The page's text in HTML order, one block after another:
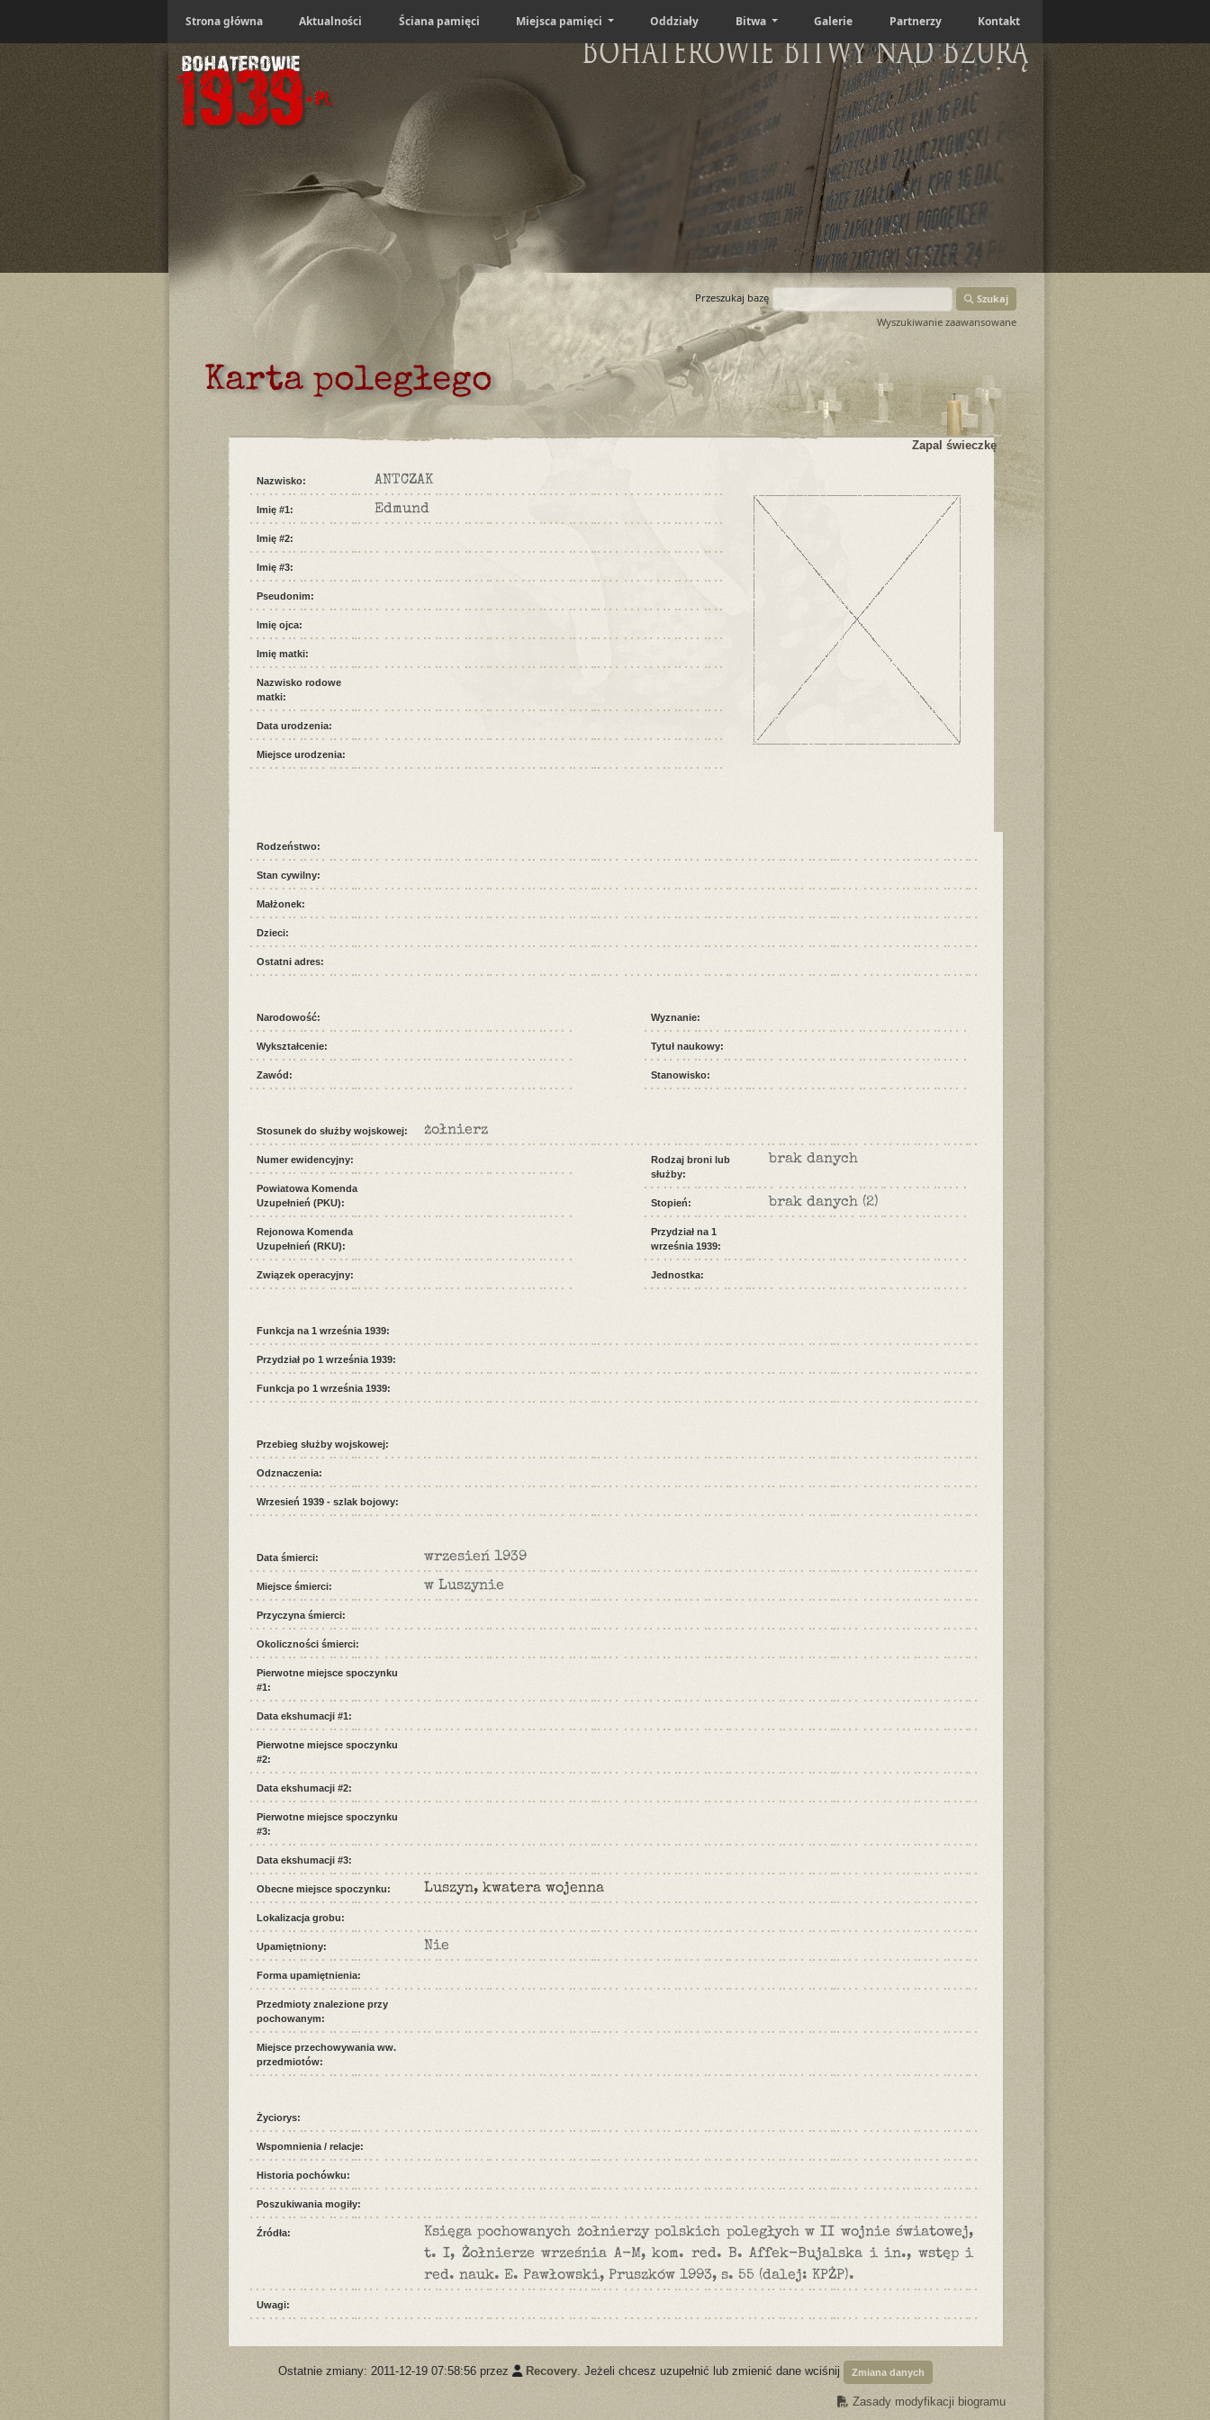
Strona główna Aktualności Ściana pamięci Miejsca pamięci Oddziały Bitwa Galerie Partnerzy Kontakt
Bohaterowie Bitwy nad Bzurą
Przeszukaj bazę
Szukaj
Wyszukiwanie zaawansowane
Karta poległego
Zapal świeczkę
Nazwisko: ANTCZAK
Imię #1: Edmund
Imię #2:
Imię #3:
Pseudonim:
Imię ojca:
Imię matki:
Nazwisko rodowe
matki:
Data urodzenia:
Miejsce urodzenia:
Rodzeństwo:
Stan cywilny:
Małżonek:
Dzieci:
Ostatni adres:
Narodowość:
Wykształcenie:
Zawód:
Wyznanie:
Tytuł naukowy:
Stanowisko:
Stosunek do służby wojskowej: żołnierz
Numer ewidencyjny:
Powiatowa Komenda
Uzupełnień (PKU):
Rejonowa Komenda
Uzupełnień (RKU):
Związek operacyjny:
Rodzaj broni lub
służby:
brak danych
Stopień: brak danych (2)
Przydział na 1
września 1939:
Jednostka:
Funkcja na 1 września 1939:
Przydział po 1 września 1939:
Funkcja po 1 września 1939:
Przebieg służby wojskowej:
Odznaczenia:
Wrzesień 1939 - szlak bojowy:
Data śmierci: wrzesień 1939
Miejsce śmierci: w Luszynie
Przyczyna śmierci:
Okoliczności śmierci:
Pierwotne miejsce spoczynku
#1:
Data ekshumacji #1:
Pierwotne miejsce spoczynku
#2:
Data ekshumacji #2:
Pierwotne miejsce spoczynku
#3:
Data ekshumacji #3:
Obecne miejsce spoczynku: Luszyn, kwatera wojenna
Lokalizacja grobu:
Upamiętniony: Nie
Forma upamiętnienia:
Przedmioty znalezione przy
pochowanym:
Miejsce przechowywania ww.
przedmiotów:
Życiorys:
Wspomnienia / relacje:
Historia pochówku:
Poszukiwania mogiły:
Źródła:
Księga pochowanych żołnierzy polskich poległych w II wojnie światowej,
t. I, Żołnierze września A-M, kom. red. B. Affek-Bujalska i in., wstęp i
red. nauk. E. Pawłowski, Pruszków 1993, s. 55 (dalej: KPŻP).
Uwagi:
Ostatnie zmiany: 2011-12-19 07:58:56 przez Recovery. Jeżeli chcesz uzupełnić lub zmienić dane wciśnij Zmiana danych
Zasady modyfikacji biogramu